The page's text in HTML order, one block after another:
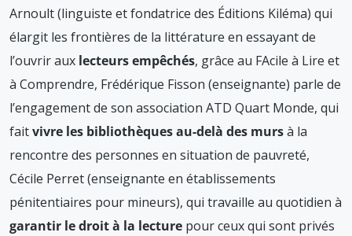
Arnoult (linguiste et fondatrice des Éditions Kiléma) qui
élargit les frontières de la littérature en essayant de
l’ouvrir aux lecteurs empêchés, grâce au FAcile à Lire et
à Comprendre, Frédérique Fisson (enseignante) parle de
l’engagement de son association ATD Quart Monde, qui
faitvivre les bibliothèques au-delà des mursà la
rencontre des personnes en situation de pauvreté,
Cécile Perret (enseignante en établissements
pénitentiaires pour mineurs), qui travaille au quotidien à
garantir le droit à la lecture pour ceux qui sont privés